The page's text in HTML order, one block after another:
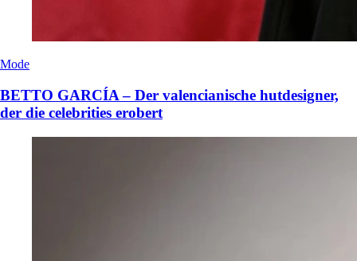
Mode
BETTO GARCÍA – Der valencianische hutdesigner,
der die celebrities erobert